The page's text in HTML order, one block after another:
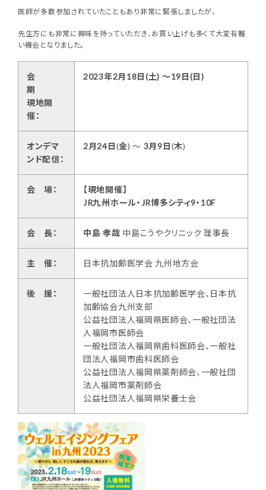
医師が多数参加されていたこともあり非常に緊張しましたが、
先生方にも非常に興味を持っていただき、お買い上げも多くて大変有難
い機会となりました。
会
期
現地開
催：
2023年2月 18日(土) 〜19日(日)
オンデマ
ンド配信：
2月24日(金) 〜 3月9日(木)
会 場：
【現地開催】
JR九州ホール・JR博多シティ9・10F
会 長： 中島 孝哉 中島こうやクリニック 理事長
主 催： 日本抗加齢医学会 九州地方会
後 援：
一般社団法人日本抗加齢医学会、日本抗
加齢協会九州支部
公益社団法人福岡県医師会、一般社団法
人福岡市医師会
一般社団法人福岡県歯科医師会、一般社
団法人福岡市歯科医師会
公益社団法人福岡県薬剤師会、一般社団
法人福岡市薬剤師会
公益社団法人福岡県栄養士会